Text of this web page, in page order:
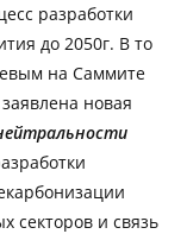
разработки
до 2050г. В то
на Саммите
новая
секторов и связь